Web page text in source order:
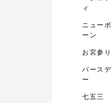
ィ
ニューボ
ーン
お宮参り
バースデ
ー
七五三